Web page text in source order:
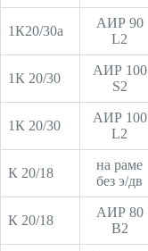
1К20/30а
АИР 90
L2
1К 20/30
АИР 100
S2
1К 20/30
АИР 100
L2
К 20/18
на раме
без э/дв
К 20/18
АИР 80
В2